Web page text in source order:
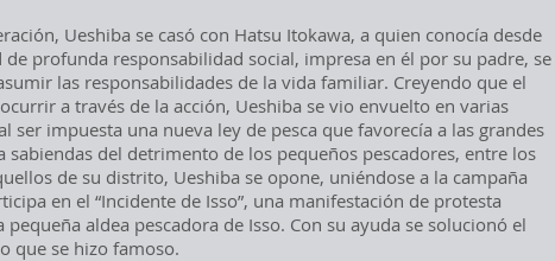
Ueshiba se casó con Hatsu Itokawa, a quien conocía desde
de profunda responsabilidad social, impresa en él por su padre, se
las responsabilidades de la vida familiar. Creyendo que el
a través de la acción, Ueshiba se vio envuelto en varias
ser impuesta una nueva ley de pesca que favorecía a las grandes
sabiendas del detrimento de los pequeños pescadores, entre los
de su distrito, Ueshiba se opone, uniéndose a la campaña
en el “Incidente de Isso”, una manifestación de protesta
pequeña aldea pescadora de Isso. Con su ayuda se solucionó el
que se hizo famoso.